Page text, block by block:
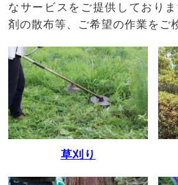
なサービスをご提供しており
剤の散布等、ご希望の作業をご
草刈り